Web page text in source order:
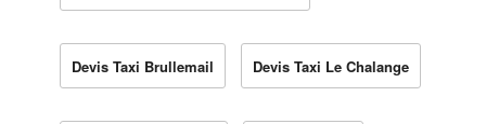
Devis Taxi Brullemail Devis Taxi Le Chalange